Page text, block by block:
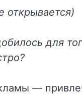
открывается)
для
—